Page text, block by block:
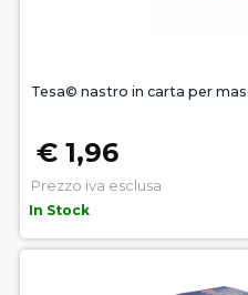
Tesa© nastro in carta per
€ 1,96
Prezzo iva esclusa
In Stock